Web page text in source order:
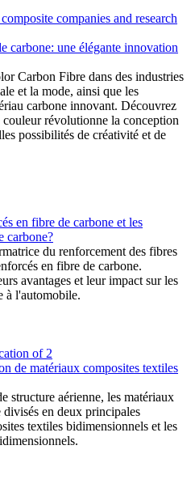
carbone: une élégante innovation
Carbon Fibre dans des industries
et la mode, ainsi que les
carbone innovant. Découvrez
révolutionne la conception
possibilités de créativité et de
en fibre de carbone et les
carbone?
du renforcement des fibres
en fibre de carbone.
avantages et leur impact sur les
à l'automobile.
de matériaux composites textiles
structure aérienne, les matériaux
en deux principales
textiles bidimensionnels et les